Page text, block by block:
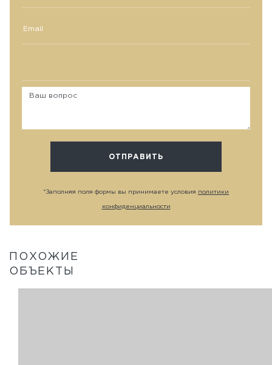
*Заполняя поля формы вы принимаете условия политики
конфиденциальности
ПОХОЖИЕ
ОБЪЕКТЫ